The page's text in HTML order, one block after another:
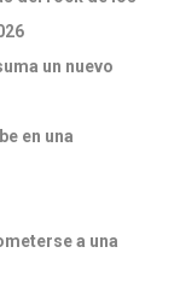
un nuevo
en una
a una